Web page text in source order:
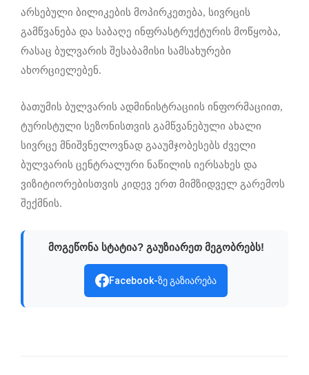
არსებული ბილიკების მოპირკეთება, სივრცის
გამწვანება და საბაღე ინფრასტრუქტურის მოწყობა,
რასაც ბულვარის შესაბამისი სამსახურები
ახორციელებენ.
ბათუმის ბულვარის ადმინისტრაციის ინფორმაციით,
ტურისტული სეზონისთვის გამწვანებული ახალი
სივრცე მნიშვნელოვნად გააუმჯობესებს ძველი
ბულვარის ცენტრალური ნაწილის იერსახეს და
ვიზიტიორებისთვის კიდევ ერთ მიმზიდველ გარემოს
შექმნის.
მოგეწონა სტატია? გაუზიარეთ მეგობრებს!
Facebook-ზე გაზიარება